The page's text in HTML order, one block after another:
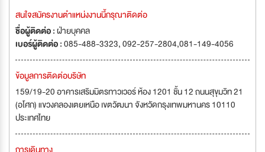
สนใจสมัครงานตำแหน่งงานนี้กรุณาติดต่อ
ชื่อผู้ติดต่อ :ฝ่ายบุคคล
เบอร์ผู้ติดต่อ :085-488-3323, 092-257-2804,081-149-4056
ข้อมูลการติดต่อบริษัท
159/19-20 อาคารเสริมมิตรทาวเวอร์ ห้อง 1201 ชั้น 12 ถนนสุขุมวิท 21
(อโศก) แขวงคลองเตยเหนือ เขตวัฒนา จังหวัดกรุงเทพมหานคร 10110
ประเทศไทย